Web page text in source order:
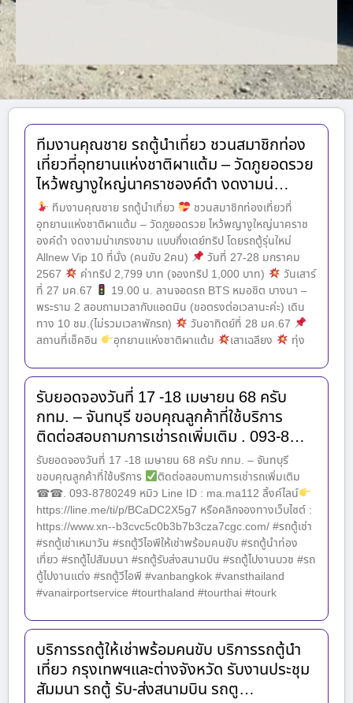
ทีมงานคุณชาย รถตู้นำเที่ยว ชวนสมาชิกท่อง
เที่ยวที่อุทยานแห่งชาติผาแต้ม – วัดภูยอดรวย
ไหว้พญางูใหญ่นาคราชองค์ดำ งดงามน่…
ทีมงานคุณชาย รถตู้นำเที่ยว
ชวนสมาชิกท่องเที่ยวที่
อุทยานแห่งชาติผาแต้ม – วัดภูยอดรวย ไหว้พญางูใหญ่นาคราช
องค์ดำ งดงามน่าเกรงขาม แบบกึ่งเดย์ทริป โดยรถตู้รุ่นใหม่
Allnew Vip 10 ที่นั่ง (คนขับ 2คน)
วันที่ 27-28 มกราคม
2567
ค่าทริป 2,799 บาท (จองทริป 1,000 บาท)
วันเสาร์
ที่ 27 มค.67
19.00 น. ลานจอดรถ BTS หมอชิต บางนา –
พระราม 2 สอบถามเวลากับแอดมิน (ขอตรงต่อเวลานะค่ะ) เดิน
ทาง 10 ชม.(ไม่รวมเวลาพักรถ)
วันอาทิตย์ที่ 28 มค.67
สถานที่เช็คอิน
อุทยานแห่งชาติผาแต้ม เสาเฉลียง ทุ่ง
รับยอดจองวันที่ 17 -18 เมษายน 68 ครับ
กทม. – จันทบุรี ขอบคุณลูกค้าที่ใช้บริการ
ติดต่อสอบถามการเช่ารถเพิ่มเติม . 093-8…
รับยอดจองวันที่ 17 -18 เมษายน 68 ครับ กทม. – จันทบุรี
ขอบคุณลูกค้าที่ใช้บริการ
ติดต่อสอบถามการเช่ารถเพิ่มเติม
☎☎. 093-8780249 หมิว Line ID : ma.ma112 ลิ้งค์ไลน์
https://line.me/ti/p/BCaDC2X5g7 หรือคลิกจองทางเว็บไซต์ :
https://www.xn--b3cvc5c0b3b7b3cza7cgc.com/ #รถตู้เช่า
#รถตู้เช่าเหมาวัน #รถตู้วีไอพีให้เช่าพร้อมคนขับ #รถตู้นำท่อง
เที่ยว #รถตู้ไปสัมมนา #รถตู้รับส่งสนามบิน #รถตู้ไปงานบวช #รถ
ตู้ไปงานแต่ง #รถตู้วีไอพี #vanbangkok #vansthailand
#vanairportservice #tourthaland #tourthai #tourk
บริการรถตู้ให้เช่าพร้อมคนขับ บริการรถตู้นำ
เที่ยว กรุงเทพฯและต่างจังหวัด รับงานประชุม
สัมมนา รถตู้ รับ-ส่งสนามบิน รถตู…